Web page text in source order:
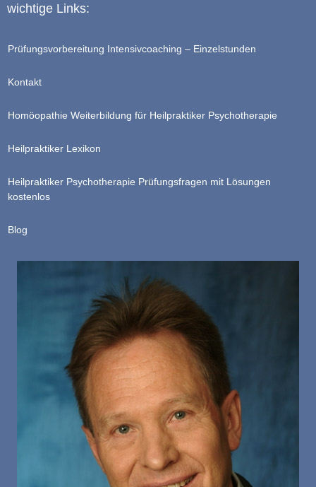
wichtige Links:
Prüfungsvorbereitung Intensivcoaching – Einzelstunden
Kontakt
Homöopathie Weiterbildung für Heilpraktiker Psychotherapie
Heilpraktiker Lexikon
Heilpraktiker Psychotherapie Prüfungsfragen mit Lösungen
kostenlos
Blog